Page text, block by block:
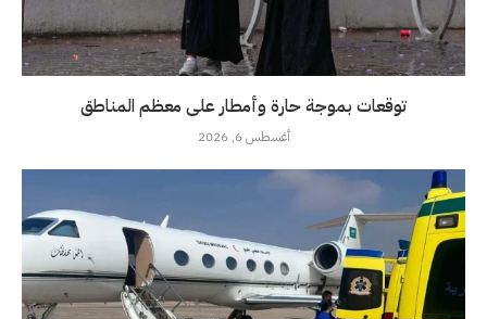
توقعات بموجة حارة وأمطار على معظم المناطق
أغسطس 6, 2026